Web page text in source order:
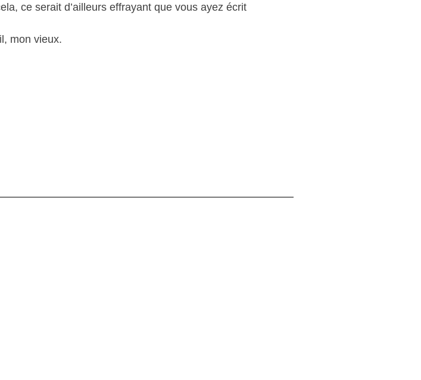
ce serait d’ailleurs effrayant que vous ayez écrit
mon vieux.